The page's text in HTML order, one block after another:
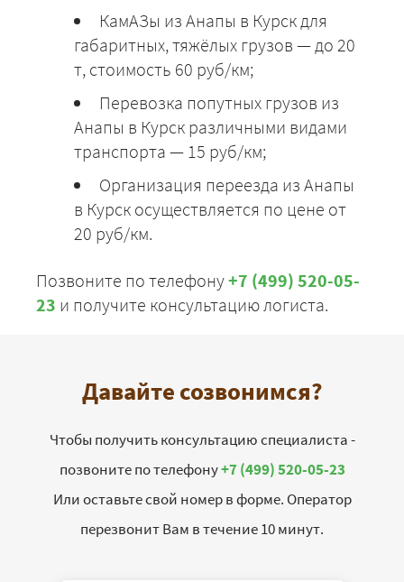
КамАЗы из Анапы в Курск для
габаритных, тяжёлых грузов — до 20
т, стоимость 60 руб/км;
Перевозка попутных грузов из
Анапы в Курск различными видами
транспорта — 15 руб/км;
Организация переезда из Анапы
в Курск осуществляется по цене от
20 руб/км.
Позвоните по телефону+7 (499) 520-05-
23 и получите консультацию логиста.
Давайте созвонимся?
Чтобы получить консультацию специалиста -
позвоните по телефону+7 (499) 520-05-23
Или оставьте свой номер в форме. Оператор
перезвонит Вам в течение 10 минут.